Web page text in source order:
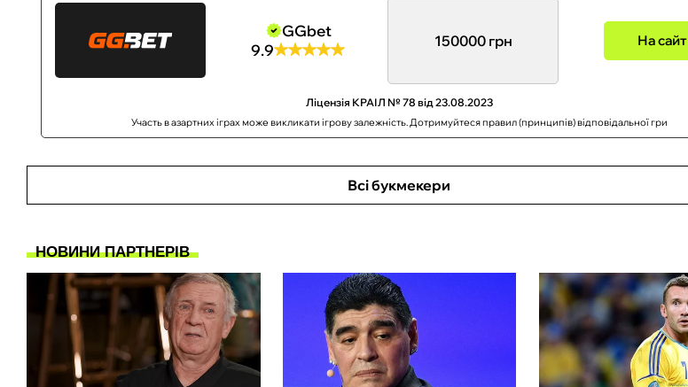
GGbet
9.9
150000 грн На сайт
Ліцензія КРАІЛ № 78 від 23.08.2023
Участь в азартних іграх може викликати ігрову залежність. Дотримуйтеся правил (принципів) відповідальної гри
Всі букмекери